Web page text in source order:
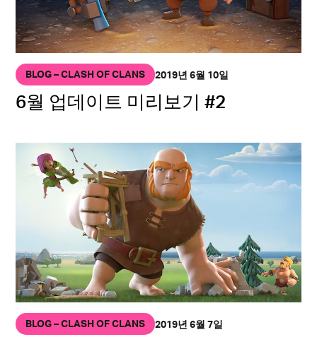
BLOG – CLASH OF CLANS 2019년 6월 10일
6월 업데이트 미리보기 #2
BLOG – CLASH OF CLANS 2019년 6월 7일